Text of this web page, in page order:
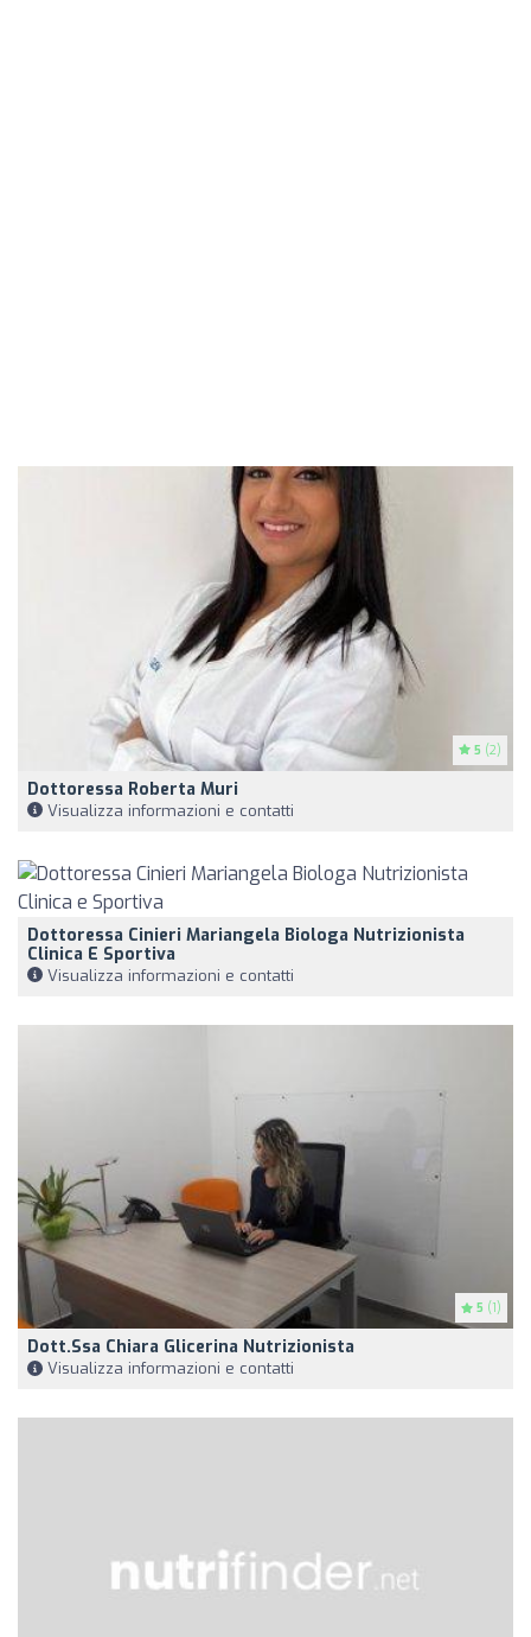
5 (2)
Dottoressa Roberta Muri
Visualizza informazioni e contatti
Dottoressa Cinieri Mariangela Biologa Nutrizionista
Clinica E Sportiva
Visualizza informazioni e contatti
5 (1)
Dott.ssa Chiara Glicerina Nutrizionista
Visualizza informazioni e contatti